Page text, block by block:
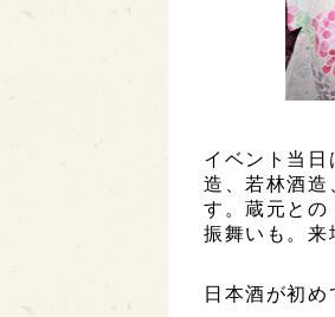
イベント当
造、若林酒造
す。蔵元との
振舞いも。来
日本酒が初